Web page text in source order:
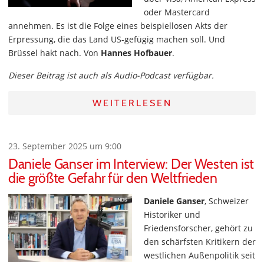
oder Mastercard
annehmen. Es ist die Folge eines beispiellosen Akts der
Erpressung, die das Land US-gefügig machen soll. Und
Brüssel hakt nach. Von Hannes Hofbauer.
Dieser Beitrag ist auch als Audio-Podcast verfügbar.
WEITERLESEN
23. September 2025 um 9:00
Daniele Ganser im Interview: Der Westen ist
die größte Gefahr für den Weltfrieden
Daniele Ganser, Schweizer
Historiker und
Friedensforscher, gehört zu
den schärfsten Kritikern der
westlichen Außenpolitik seit